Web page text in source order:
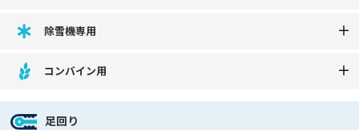
除雪機専用
コンバイン用
足回り